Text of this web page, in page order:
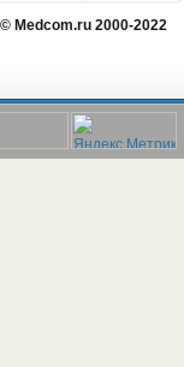
© Medcom.ru 2000-2022